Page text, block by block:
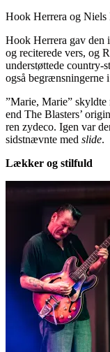
Hook Herrera og Niels
Hook Herrera gav den
og reciterede vers, og
understøttede country-
også begrænsningerne
”Marie, Marie”
end The Blasters’
ren zydeco. Igen var
sidstnævnte med slide.
Lækker og stilfuld